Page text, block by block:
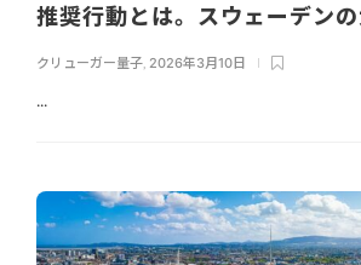
推奨行動とは。スウェーデン
クリューガー量子, 2026年3月10日
...